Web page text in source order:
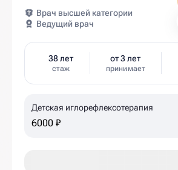
Врач высшей категории
Ведущий врач
38 лет
стаж
от 3 лет
принимает
Детская иглорефлексотерапия
6000 ₽